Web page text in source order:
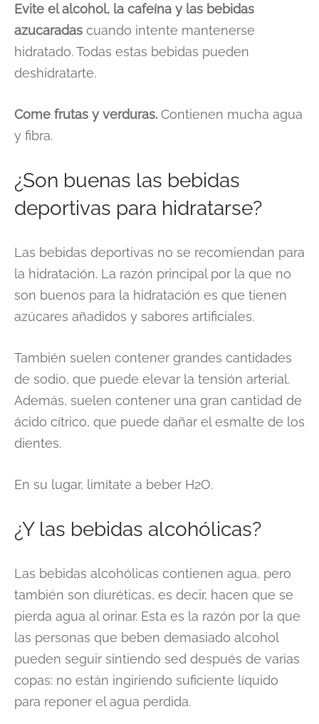
Evite el alcohol, la cafeína y las bebidas
azucaradas cuando intente mantenerse
hidratado. Todas estas bebidas pueden
deshidratarte.
Come frutas y verduras. Contienen mucha agua
y fibra.
¿Son buenas las bebidas
deportivas para hidratarse?
Las bebidas deportivas no se recomiendan para
la hidratación. La razón principal por la que no
son buenos para la hidratación es que tienen
azúcares añadidos y sabores artificiales.
También suelen contener grandes cantidades
de sodio, que puede elevar la tensión arterial.
Además, suelen contener una gran cantidad de
ácido cítrico, que puede dañar el esmalte de los
dientes.
En su lugar, limítate a beber H2O.
¿Y las bebidas alcohólicas?
Las bebidas alcohólicas contienen agua, pero
también son diuréticas, es decir, hacen que se
pierda agua al orinar. Esta es la razón por la que
las personas que beben demasiado alcohol
pueden seguir sintiendo sed después de varias
copas: no están ingiriendo suficiente líquido
para reponer el agua perdida.